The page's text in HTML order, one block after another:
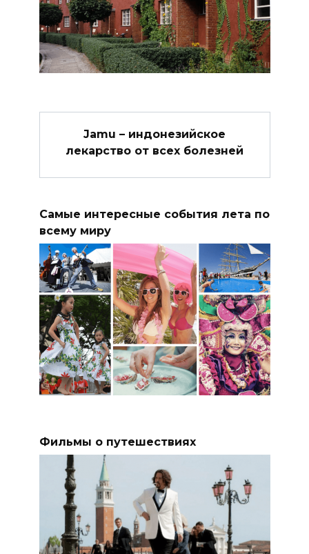
Jamu – индонезийское
лекарство от всех болезней
Самые интересные события лета по
всему миру
Фильмы о путешествиях